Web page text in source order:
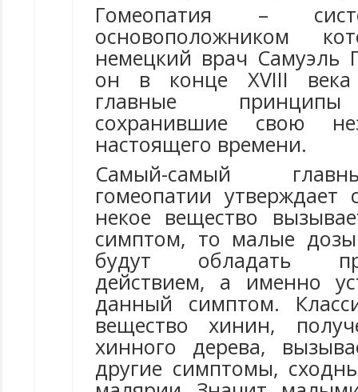
Гомеопатия –
основоположником
немецкий врач Самуэль
он в конце XVIII века
главные принципы
сохранившие свою
настоящего времени.
Самый-самый
гомеопатии утверждает
некое вещество
симптом, то малые дозы
будут обладать
действием, а именно
данный симптом.
вещество хинин,
хинного дерева,
другие симптомы,